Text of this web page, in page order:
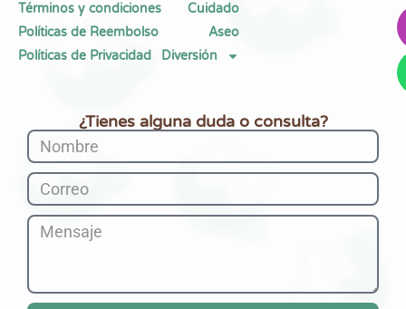
Términos y condiciones
Políticas de Reembolso
Políticas de Privacidad
Cuidado
Aseo
Diversión
¿Tienes alguna duda o consulta?